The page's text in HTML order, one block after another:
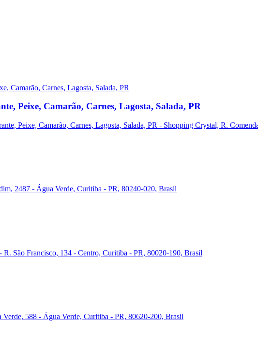
Peixe, Camarão, Carnes, Lagosta, Salada, PR
Peixe, Camarão, Carnes, Lagosta, Salada, PR - Shopping Crystal, R.
2487 - Água Verde, Curitiba - PR, 80240-020, Brasil
R. São Francisco, 134 - Centro, Curitiba - PR, 80020-190, Brasil
Verde, 588 - Água Verde, Curitiba - PR, 80620-200, Brasil